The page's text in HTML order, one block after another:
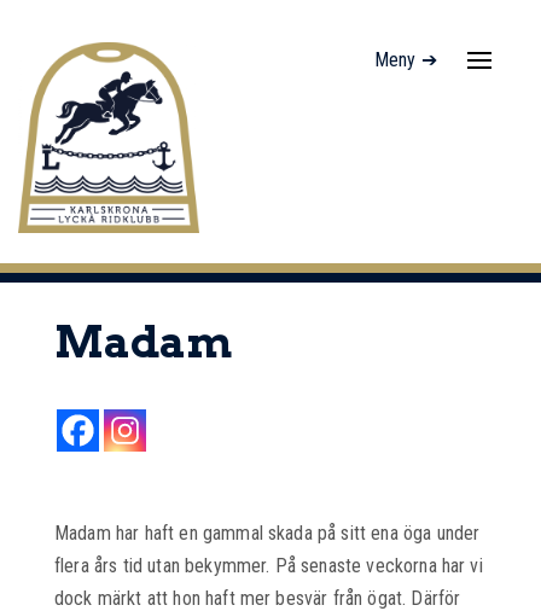
Meny ➔
Madam
Madam har haft en gammal skada på sitt ena öga under
flera års tid utan bekymmer. På senaste veckorna har vi
dock märkt att hon haft mer besvär från ögat. Därför